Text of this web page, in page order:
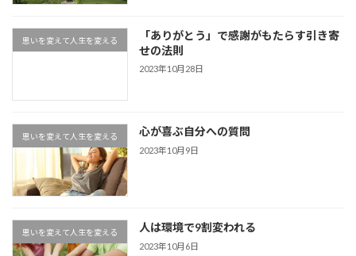
思いを変えて人生を変える
「ありがとう」で感謝がもたらす引き寄
せの法則
2023年10月28日
思いを変えて人生を変える 心が喜ぶ自分への質問
2023年10月9日
思いを変えて人生を変える 人は環境で9割変われる
2023年10月6日